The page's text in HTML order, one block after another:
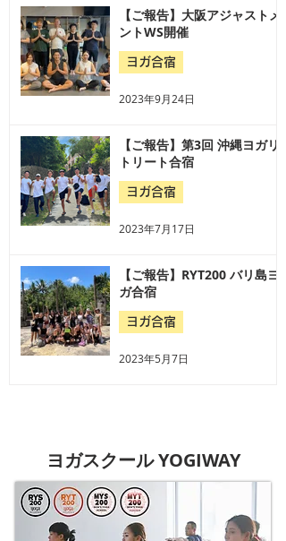
【ご報告】大阪アジャストメ
ントWS開催
ヨガ合宿
2023年9月24日
【ご報告】第3回 沖縄ヨガリ
トリート合宿
ヨガ合宿
2023年7月17日
【ご報告】RYT200 バリ島ヨ
ガ合宿
ヨガ合宿
2023年5月7日
ヨガスクール YOGIWAY